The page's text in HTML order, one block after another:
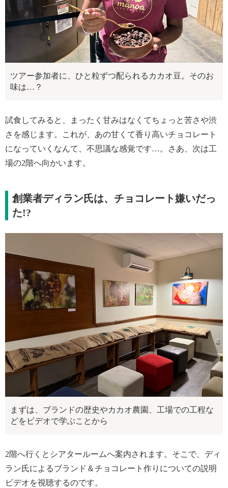
ツアー参加者に、ひと粒ずつ配られるカカオ豆。そのお
味は…？
試食してみると、まったく甘みはなくてちょっと苦さや渋
さを感じます。これが、あの甘くて香り高いチョコレート
になっていくなんて、不思議な感覚です…。さあ、次は工
場の2階へ向かいます。
創業者ディラン氏は、チョコレート嫌いだっ
た!?
まずは、ブランドの歴史やカカオ農園、工場での工程な
どをビデオで学ぶことから
2階へ行くとシアタールームへ案内されます。そこで、ディ
ラン氏によるブランド＆チョコレート作りについての説明
ビデオを視聴するのです。